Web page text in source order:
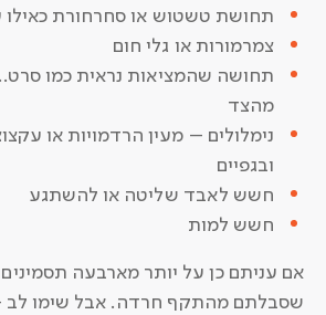
תחושת טשטוש או סחרחורת
צמרמורות או גלי חום
תחושה שהמציאות נראית כמו סרט..
מהצד
נימלולים – מעין הרדמויות או
ובגפיים
חשש לאבד שליטה או להשתגע
חשש למות
אם עניתם כן על יותר מארבעה תסמינים
שסבלתם מהתקף חרדה. אבל שימו לב